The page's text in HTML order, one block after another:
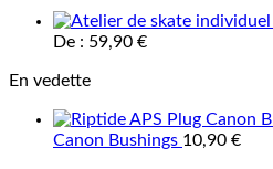
De : 59,90 €
En vedette
Canon Bushings 10,90 €